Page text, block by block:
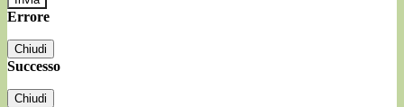
Errore
Chiudi
Successo
Chiudi